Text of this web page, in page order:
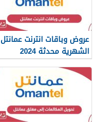
عروض وباقات انترنت عمانتل
الشهرية محدثة 2024